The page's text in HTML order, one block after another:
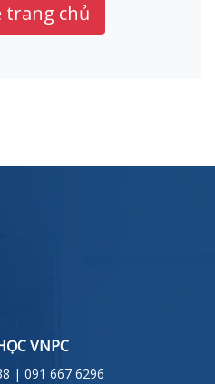
trang chủ
VNPC
| 091 667 6296